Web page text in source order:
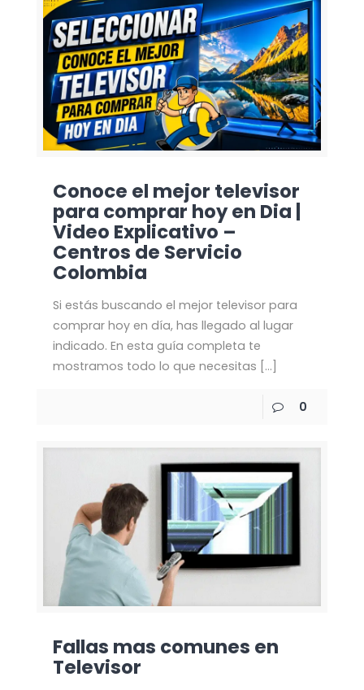
Conoce el mejor televisor
para comprar hoy en Dia |
Video Explicativo –
Centros de Servicio
Colombia
Si estás buscando el mejor televisor para
comprar hoy en día, has llegado al lugar
indicado. En esta guía completa te
mostramos todo lo que necesitas […]
0
Fallas mas comunes en
Televisor